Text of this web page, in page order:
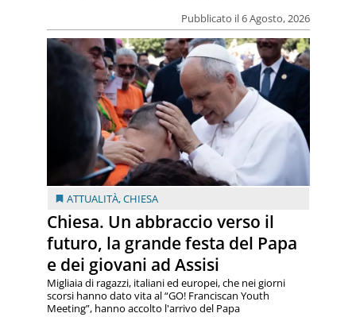
Pubblicato il 6 Agosto, 2026
ATTUALITÀ,CHIESA
Chiesa. Un abbraccio verso il
futuro, la grande festa del Papa
e dei giovani ad Assisi
Migliaia di ragazzi, italiani ed europei, che nei giorni
scorsi hanno dato vita al “GO! Franciscan Youth
Meeting”, hanno accolto l'arrivo del Papa